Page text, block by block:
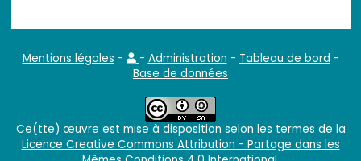
Mentions légales - - Administration - Tableau de bord -
Base de données
Ce(tte) œuvre est mise à disposition selon les termes de la
Licence Creative Commons Attribution - Partage dans les